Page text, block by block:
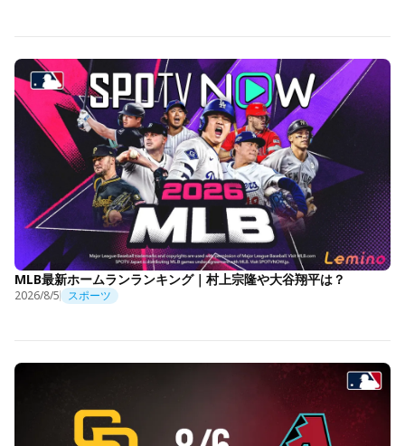
MLB最新ホームランランキング｜村上宗隆や大谷翔平は？
2026/8/5 スポーツ